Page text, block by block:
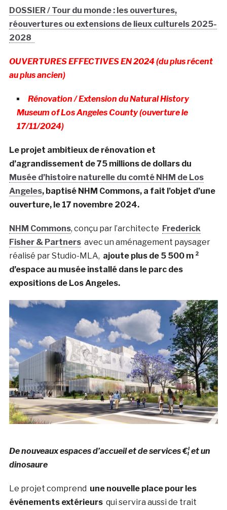
DOSSIER / Tour du monde : les ouvertures,
réouvertures ou extensions de lieux culturels 2025-
2028
OUVERTURES EFFECTIVES EN 2024 (du plus récent
au plus ancien)
Rénovation / Extension du Natural History
Museum of Los Angeles County (ouverture le
17/11/2024)
Le projet ambitieux de rénovation et
d’agrandissement de 75 millions de dollars du
Musée d’histoire naturelle du comté NHM de Los
Angeles, baptisé NHM Commons, a fait l’objet d’une
ouverture, le 17 novembre 2024.
NHM Commons, conçu par l’architecte Frederick
Fisher & Partnersavec un aménagement paysager
réalisé par Studio-MLA, ajoute plus de 5 500 m ²
d’espace au musée installé dans le parc des
expositions de Los Angeles.
De nouveaux espaces d’accueil et de services €¦ et un
dinosaure
Le projet comprend une nouvelle place pour les
événements extérieursqui servira aussi de trait